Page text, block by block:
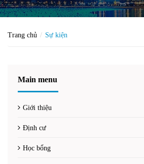
Trang chủ Sự kiện
Main menu
Giới thiệu
Định cư
Học bổng